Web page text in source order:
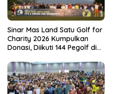
Sinar Mas Land Satu Golf for
Charity 2026 Kumpulkan
Donasi, Diikuti 144 Pegolf di